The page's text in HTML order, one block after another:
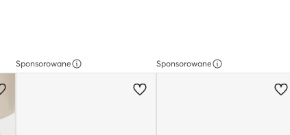
Sponsorowane Sponsorowane